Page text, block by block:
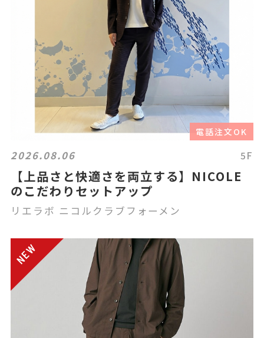
電話注文OK
2026.08.06 5F
【上品さと快適さを両立する】NICOLE
のこだわりセットアップ
リエラボ ニコルクラブフォーメン